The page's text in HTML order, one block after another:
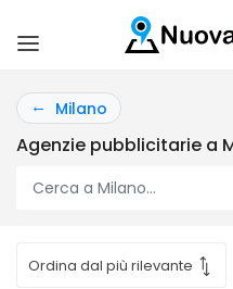
Milano
Agenzie pubblicitarie a